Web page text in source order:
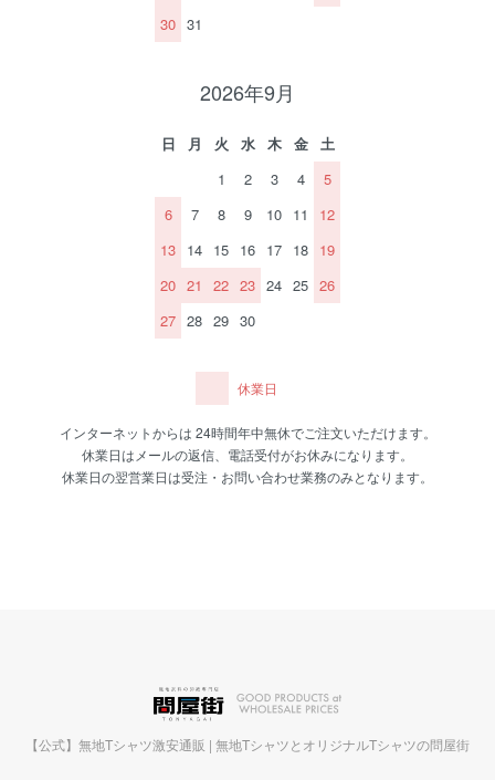
30 31
2026年9月
日 月 火 水 木 金
土
1
2 3 4
5
6
7 8 9 10 11
12
13 14 15 16 17 18 19
20 21 22 23 24 25 26
27 28 29 30
休業日
インターネットからは 24時間年中無休でご注文いただけます。
休業日はメールの返信、電話受付がお休みになります。
休業日の翌営業日は受注・お問い合わせ業務のみとなります。
【公式】無地Tシャツ激安通販 | 無地TシャツとオリジナルTシャツの問屋街